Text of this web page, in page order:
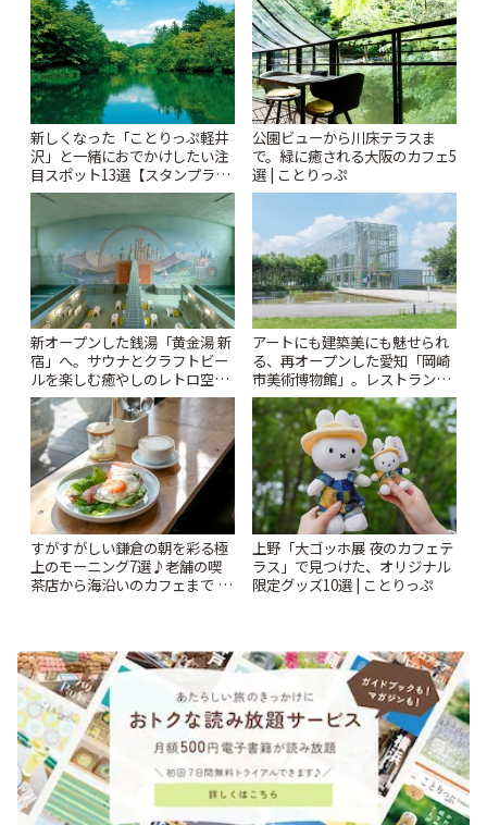
新しくなった「ことりっぷ軽井
沢」と一緒におでかけしたい注
目スポット13選【スタンプラリ
ー開催中】 | ことりっぷ
公園ビューから川床テラスま
で。緑に癒される大阪のカフェ5
選 | ことりっぷ
新オープンした銭湯「黄金湯 新
宿」へ。サウナとクラフトビー
ルを楽しむ癒やしのレトロ空間
| ことりっぷ
アートにも建築美にも魅せられ
る、再オープンした愛知「岡崎
市美術博物館」。レストランや
ショップも充実 | ことりっぷ
すがすがしい鎌倉の朝を彩る極
上のモーニング7選♪老舗の喫
茶店から海沿いのカフェまで |
上野「大ゴッホ展 夜のカフェテ
ラス」で見つけた、オリジナル
限定グッズ10選 | ことりっぷ